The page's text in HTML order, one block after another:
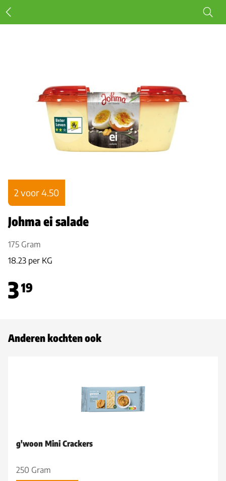
2 voor 4.50
Johma ei salade
175 Gram
18.23 per KG
319
Anderen kochten ook
g'woon Mini Crackers
250 Gram